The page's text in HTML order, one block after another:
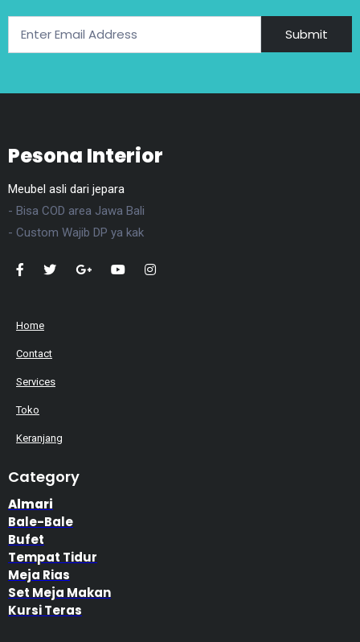
Submit
Pesona Interior
Meubel asli dari jepara
- Bisa COD area Jawa Bali
- Custom Wajib DP ya kak
Home
Contact
Services
Toko
Keranjang
Category
Almari
Bale-Bale
Bufet
Tempat Tidur
Meja Rias
Set Meja Makan
Kursi Teras